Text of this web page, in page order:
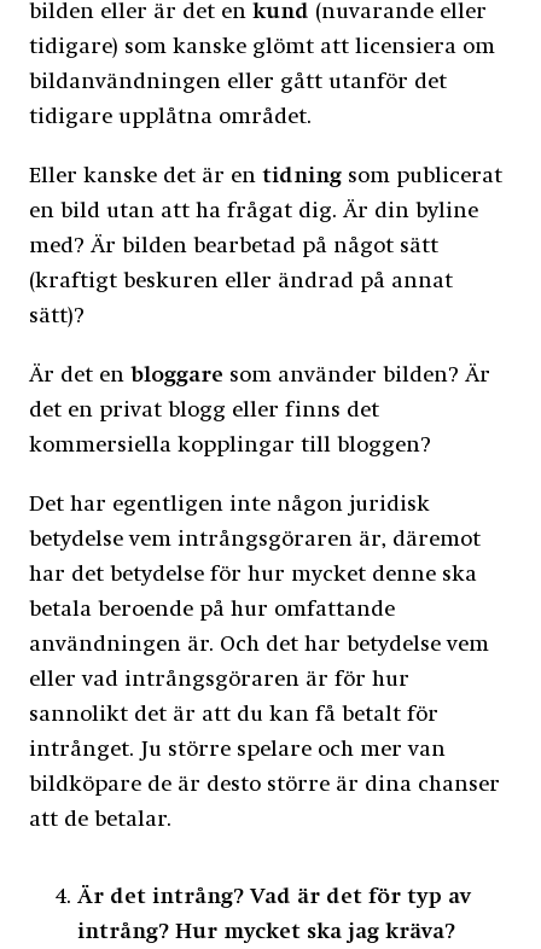
bilden eller är det en kund (nuvarande eller
tidigare) som kanske glömt att licensiera om
bildanvändningen eller gått utanför det
tidigare upplåtna området.
Eller kanske det är en tidning som publicerat
en bild utan att ha frågat dig. Är din byline
med? Är bilden bearbetad på något sätt
(kraftigt beskuren eller ändrad på annat
sätt)?
Är det en bloggare som använder bilden? Är
det en privat blogg eller finns det
kommersiella kopplingar till bloggen?
Det har egentligen inte någon juridisk
betydelse vem intrångsgöraren är, däremot
har det betydelse för hur mycket denne ska
betala beroende på hur omfattande
användningen är. Och det har betydelse vem
eller vad intrångsgöraren är för hur
sannolikt det är att du kan få betalt för
intrånget. Ju större spelare och mer van
bildköpare de är desto större är dina chanser
att de betalar.
Är det intrång? Vad är det för typ av
intrång? Hur mycket ska jag kräva?